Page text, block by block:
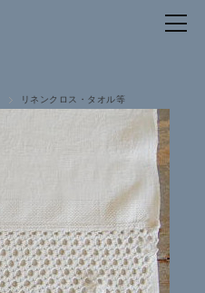
リネンクロス・タオル等